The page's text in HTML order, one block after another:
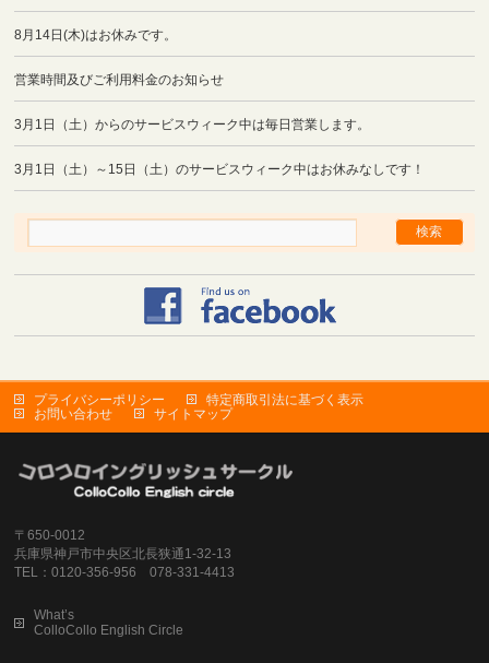
8月14日(木)はお休みです。
営業時間及びご利用料金のお知らせ
3月1日（土）からのサービスウィーク中は毎日営業します。
3月1日（土）～15日（土）のサービスウィーク中はお休みなしです！
プライバシーポリシー
特定商取引法に基づく表示
お問い合わせ
サイトマップ
〒650-0012
兵庫県神戸市中央区北長狭通1-32-13
TEL：0120-356-956 078-331-4413
What’s
ColloCollo English Circle